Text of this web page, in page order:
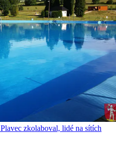
zkolaboval, lidé na sítích